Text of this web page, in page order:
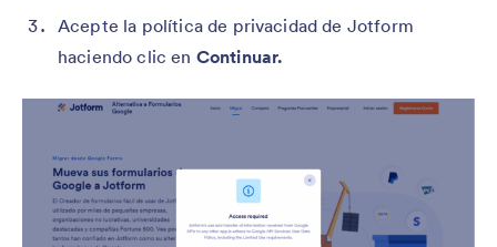
Acepte la política de privacidad de Jotform
haciendo clic en Continuar.